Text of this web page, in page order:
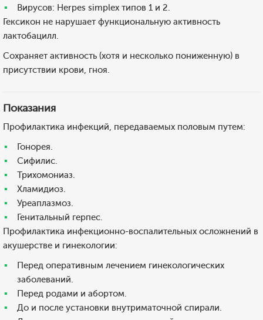
Вирусов: Herpes simplex типов 1 и 2.
Гексикон не нарушает функциональную активность
лактобацилл.
Сохраняет активность (хотя и несколько пониженную) в
присутствии крови, гноя.
Показания
Профилактика инфекций, передаваемых половым путем:
Гонорея.
Сифилис.
Трихомониаз.
Хламидиоз.
Уреаплазмоз.
Генитальный герпес.
Профилактика инфекционно-воспалительных осложнений в
акушерстве и гинекологии:
Перед оперативным лечением гинекологических
заболеваний.
Перед родами и абортом.
До и после установки внутриматочной спирали.